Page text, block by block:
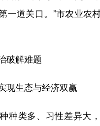
一道关口。”市农业农
解难题
生态与经济双赢
类多、习性差异大